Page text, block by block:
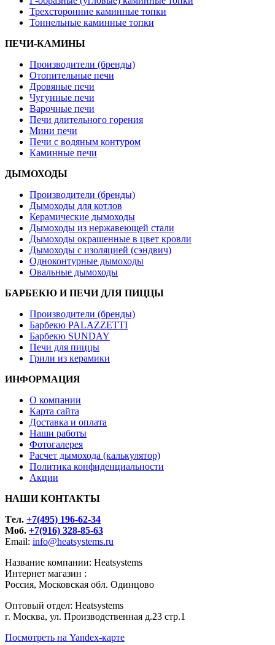
Трехсторонние каминные топки
Тоннельные каминные топки
ПЕЧИ-КАМИНЫ
Производители (бренды)
Отопительные печи
Дровяные печи
Чугунные печи
Варочные печи
Печи длительного горения
Мини печи
Печи с водяным контуром
Каминные печи
ДЫМОХОДЫ
Производители (бренды)
Дымоходы для котлов
Керамические дымоходы
Дымоходы из нержавеющей стали
Дымоходы окрашенные в цвет кровли
Дымоходы с изоляцией (сэндвич)
Одноконтурные дымоходы
Овальные дымоходы
БАРБЕКЮ И ПЕЧИ ДЛЯ ПИЦЦЫ
Производители (бренды)
Барбекю PALAZZETTI
Барбекю SUNDAY
Печи для пиццы
Грили из керамики
ИНФОРМАЦИЯ
О компании
Карта сайта
Доставка и оплата
Наши работы
Фотогалерея
Расчет дымохода (калькулятор)
Политика конфиденциальности
Акции
НАШИ КОНТАКТЫ
Tел. +7(495) 196-62-34
Моб. +7(916) 328-85-63
Email: info@heatsystems.ru
Название компании: Heatsystems
Интернет магазин :
Россия, Московская обл. Одинцово
Оптовый отдел: Heatsystems
г. Москва, ул. Производственная д.23 стр.1
Посмотреть на Yandex-карте